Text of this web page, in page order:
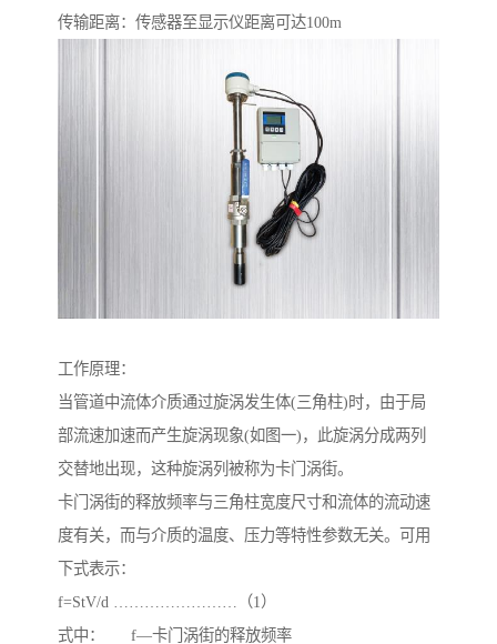
传输距离：传感器至显示仪距离可达100m
工作原理：
当管道中流体介质通过旋涡发生体(三角柱)时，由于局
部流速加速而产生旋涡现象(如图一)，此旋涡分成两列
交替地出现，这种旋涡列被称为卡门涡街。
卡门涡街的释放频率与三角柱宽度尺寸和流体的流动速
度有关，而与介质的温度、压力等特性参数无关。可用
下式表示：
f=StV/d ……………………（1）
式中： f—卡门涡街的释放频率